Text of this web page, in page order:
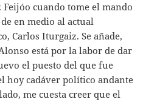
cuando tome el mando
en medio al actual
Carlos Iturgaiz. Se añade,
está por la labor de dar
el puesto del que fue
hoy cadáver político andante
me cuesta creer que el